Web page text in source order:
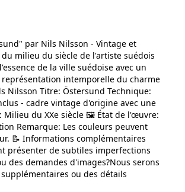
par Nils Nilsson - Vintage et
milieu du siècle de l'artiste suédois
de la ville suédoise avec un
intemporelle du charme
Nilsson Titre: Östersund Technique:
- cadre vintage d'origine avec une
Milieu du XXe siècle 🖼️ État de l'œuvre:
Remarque: Les couleurs peuvent
📝 Informations complémentaires
présenter de subtiles imperfections
demandes d'images?Nous serons
ou des détails